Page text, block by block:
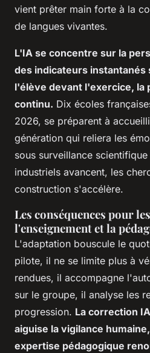
vient prêter main forte à la
de langues vivantes.
L'IA se concentre sur la
des indicateurs instantanés
l'élève devant l'exercice, la
continu. Dix écoles
2026, se préparent à
génération qui reliera les
sous surveillance
industriels avancent, les
construction s'accélère.
Les conséquences pour
l'enseignement et la
L'adaptation bouscule le
pilote, il ne se limite plus à
rendues, il accompagne
sur le groupe, il analyse les
progression. La correction
aiguise la vigilance
expertise pédagogique